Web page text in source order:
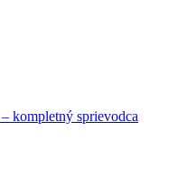
kompletný sprievodca